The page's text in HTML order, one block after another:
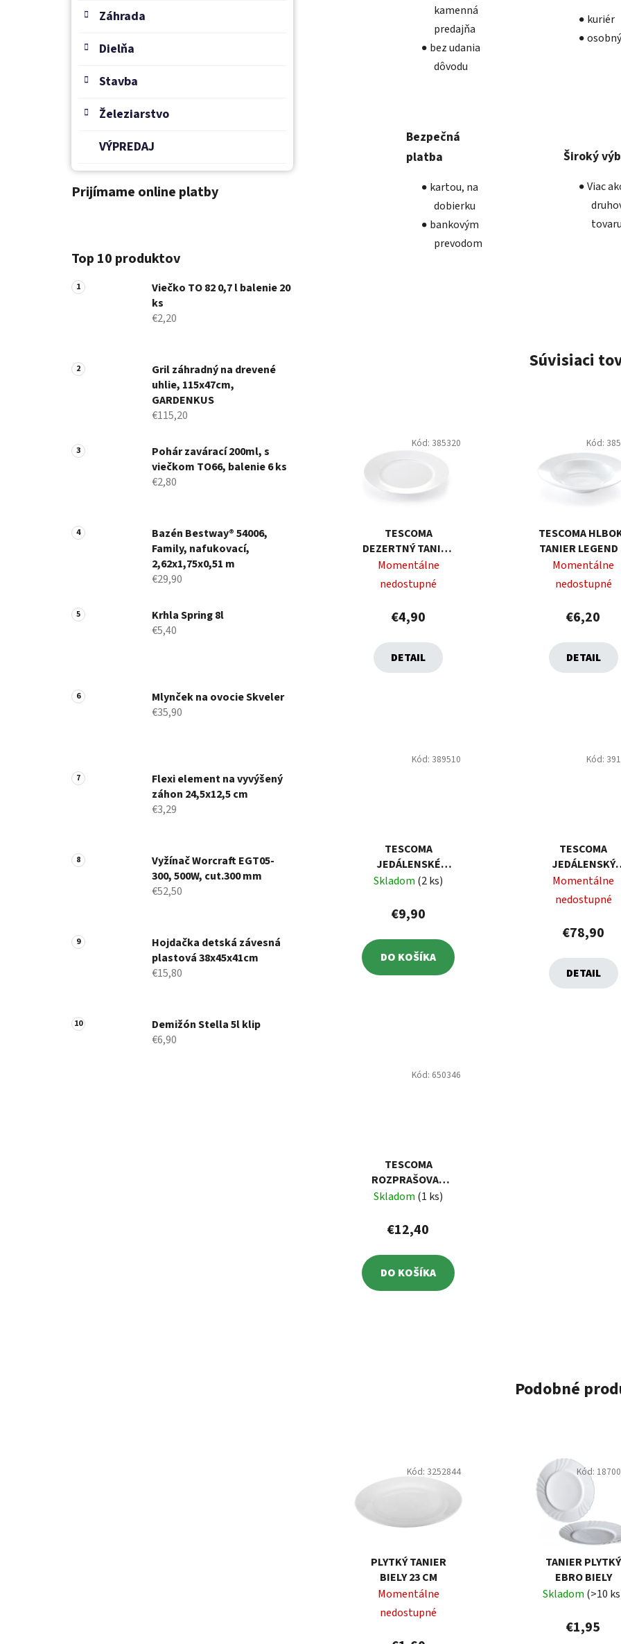
Záhrada
Dielňa
Stavba
Železiarstvo
VÝPREDAJ
Prijímame online platby
Top 10 produktov
Viečko TO 82 0,7 l balenie 20
ks
€2,20
Gril záhradný na drevené
uhlie, 115x47cm,
GARDENKUS
€115,20
Pohár zavárací 200ml, s
viečkom TO66, balenie 6 ks
€2,80
Bazén Bestway® 54006,
Family, nafukovací,
2,62x1,75x0,51 m
€29,90
Krhla Spring 8l
€5,40
Mlynček na ovocie Skveler
€35,90
Flexi element na vyvýšený
záhon 24,5x12,5 cm
€3,29
Vyžínač Worcraft EGT05-
300, 500W, cut.300 mm
€52,50
Hojdačka detská závesná
plastová 38x45x41cm
€15,80
Demižón Stella 5l klip
€6,90
kamenná
predajňa
bez udania
dôvodu
kuriér
Bezpečná
platba
kartou, na
dobierku
bankovým
prevodom
Široký
Viac
tovaru
Súvisiaci
TESCOMA
DEZERTNÝ TANIER
LEGEND Ø 21 CM
Momentálne
nedostupné
€4,90
DETAIL
Kód: 385320
TESCOMA
TANIER LEGEND
22 CM
Momentálne
nedostupné
€6,20
DETAIL
Kód:
TESCOMA
JEDÁLENSKÉ
PALIČKY S
NIKKO, 6 SÚPRAV
Skladom (2 ks)
€9,90
DO KOŠÍKA
Kód: 389510
TESCOMA
JEDÁLENSKÝ
PRÍBOR CLASSIC,
SÚPRAVA 24 KS
Momentálne
nedostupné
€78,90
DETAIL
Kód:
TESCOMA
ROZPRAŠOVAČ
OLEJ/OCOT CLUB
Skladom (1 ks)
€12,40
DO KOŠÍKA
Kód: 650346
Podobné
PLYTKÝ TANIER
BIELY 23 CM
Momentálne
nedostupné
Kód: 3252844
TANIER PLYTKÝ
EBRO BIELY
Skladom (>10
€1,95
Kód: